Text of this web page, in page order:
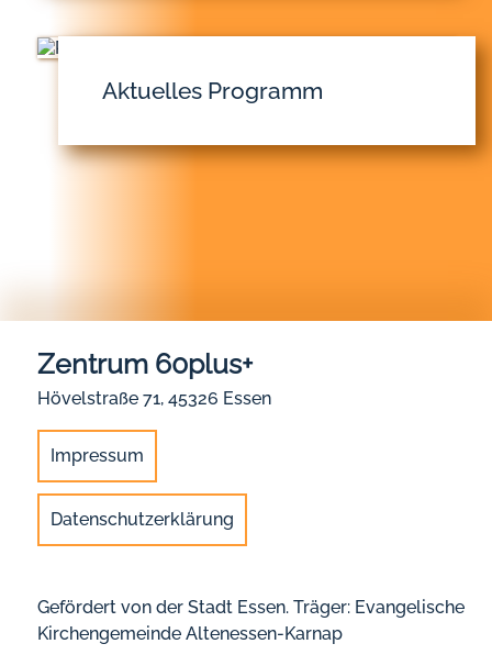
Aktuelles Programm
Zentrum 60plus+
Hövelstraße 71, 45326 Essen
Impressum
Datenschutzerklärung
Gefördert von der Stadt Essen. Träger: Evangelische
Kirchengemeinde Altenessen-Karnap